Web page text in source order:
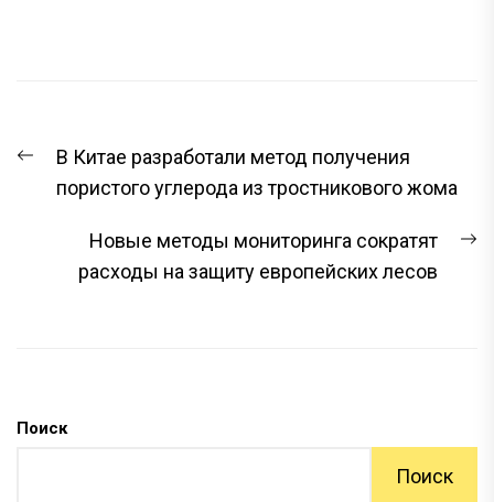
ПО
ЗАПИСЯМ
Предыдущая
запись:
В Китае разработали метод получения
пористого углерода из тростникового жома
Новые методы мониторинга сократят
расходы на защиту европейских лесов
Поиск
Поиск